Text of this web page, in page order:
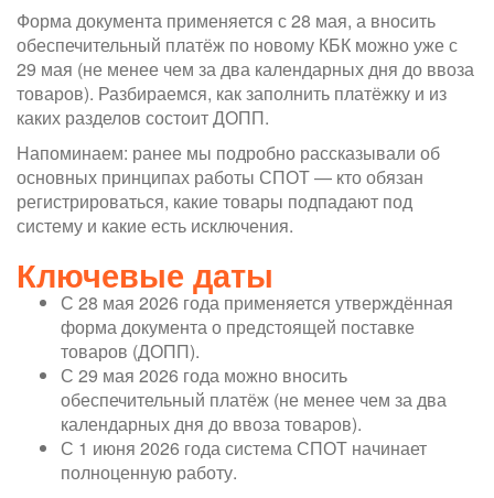
Форма документа применяется с 28 мая, а вносить
обеспечительный платёж по новому КБК можно уже с
29 мая (не менее чем за два календарных дня до ввоза
товаров). Разбираемся, как заполнить платёжку и из
каких разделов состоит ДОПП.
Напоминаем: ранее мы подробно рассказывали об
основных принципах работы СПОТ — кто обязан
регистрироваться, какие товары подпадают под
систему и какие есть исключения.
Ключевые даты
С 28 мая 2026 года применяется утверждённая
форма документа о предстоящей поставке
товаров (ДОПП).
С 29 мая 2026 года можно вносить
обеспечительный платёж (не менее чем за два
календарных дня до ввоза товаров).
С 1 июня 2026 года система СПОТ начинает
полноценную работу.